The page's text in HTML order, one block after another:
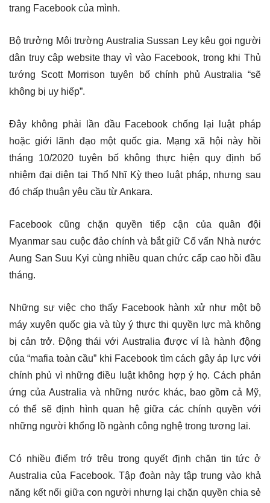
trang Facebook của mình.
Bộ trưởng Môi trường Australia Sussan Ley kêu gọi người
dân truy cập website thay vì vào Facebook, trong khi Thủ
tướng Scott Morrison tuyên bố chính phủ Australia “sẽ
không bị uy hiếp”.
Đây không phải lần đầu Facebook chống lại luật pháp
hoặc giới lãnh đạo một quốc gia. Mạng xã hội này hồi
tháng 10/2020 tuyên bố không thực hiện quy định bổ
nhiệm đại diện tại Thổ Nhĩ Kỳ theo luật pháp, nhưng sau
đó chấp thuận yêu cầu từ Ankara.
Facebook cũng chặn quyền tiếp cận của quân đội
Myanmar sau cuộc đảo chính và bắt giữ Cố vấn Nhà nước
Aung San Suu Kyi cùng nhiều quan chức cấp cao hồi đầu
tháng.
Những sự việc cho thấy Facebook hành xử như một bộ
máy xuyên quốc gia và tùy ý thực thi quyền lực mà không
bị cản trở. Động thái với Australia được ví là hành động
của “mafia toàn cầu” khi Facebook tìm cách gây áp lực với
chính phủ vì những điều luật không hợp ý họ. Cách phản
ứng của Australia và những nước khác, bao gồm cả Mỹ,
có thể sẽ định hình quan hệ giữa các chính quyền với
những người khổng lồ ngành công nghệ trong tương lai.
Có nhiều điểm trớ trêu trong quyết định chặn tin tức ở
Australia của Facebook. Tập đoàn này tập trung vào khả
năng kết nối giữa con người nhưng lại chặn quyền chia sẻ